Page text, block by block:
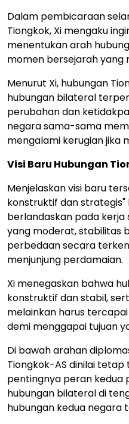
Dalam pembicaraan
Tiongkok, Xi mengaku
menentukan arah
momen bersejarah yang
Menurut Xi, hubungan
hubungan bilateral
perubahan dan
negara sama-sama
mengalami kerugian jika
Visi Baru Hubungan
Menjelaskan visi baru
konstruktif dan
berlandaskan pada
yang moderat, stabilitas
perbedaan secara
menjunjung perdamaian.
Xi menegaskan bahwa
konstruktif dan stabil,
melainkan harus
demi menggapai tujuan
Di bawah arahan
Tiongkok-AS dinilai
pentingnya peran kedua
hubungan bilateral di
hubungan kedua negara